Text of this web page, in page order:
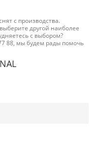
с производства.
другой наиболее
с выбором?
88, мы будем рады помочь